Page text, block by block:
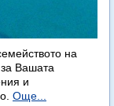
на
Вашата
и
Още...